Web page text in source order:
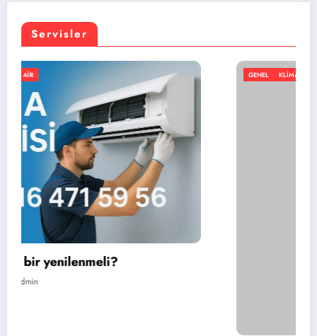
Servisler
NORTH AIR
En iyi portatif klima markası hangisi?